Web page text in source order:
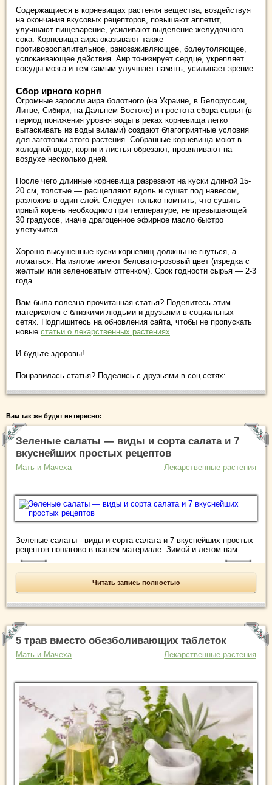
Содержащиеся в корневищах растения вещества, воздействуя
на окончания вкусовых рецепторов, повышают аппетит,
улучшают пищеварение, усиливают выделение желудочного
сока. Корневища аира оказывают также
противовоспалительное, ранозаживляющее, болеутоляющее,
успокаивающее действия. Аир тонизирует сердце, укрепляет
сосуды мозга и тем самым улучшает память, усиливает зрение.
Сбор ирного корня
Огромные заросли аира болотного (на Украине, в Белоруссии,
Литве, Сибири, на Дальнем Востоке) и простота сбора сырья (в
период понижения уровня воды в реках корневища легко
вытаскивать из воды вилами) создают благоприятные условия
для заготовки этого растения. Собранные корневища моют в
холодной воде, корни и листья обрезают, провяливают на
воздухе несколько дней.
После чего длинные корневища разрезают на куски длиной 15-
20 см, толстые — расщепляют вдоль и сушат под навесом,
разложив в один слой. Следует только помнить, что сушить
ирный корень необходимо при температуре, не превышающей
30 градусов, иначе драгоценное эфирное масло быстро
улетучится.
Хорошо высушенные куски корневищ должны не гнуться, а
ломаться. На изломе имеют беловато-розовый цвет (изредка с
желтым или зеленоватым оттенком). Срок годности сырья — 2-3
года.
Вам была полезна прочитанная статья? Поделитесь этим
материалом с близкими людьми и друзьями в социальных
сетях. Подпишитесь на обновления сайта, чтобы не пропускать
новые статьи о лекарственных растениях.
И будьте здоровы!
Понравилась статья? Поделись с друзьями в соц.сетях:
Вам так же будет интересно:
Зеленые салаты — виды и сорта салата и 7
вкуснейших простых рецептов
Мать-и-Мачеха Лекарственные растения
Зеленые салаты - виды и сорта салата и 7 вкуснейших простых
рецептов пошагово в нашем материале. Зимой и летом нам ...
Читать запись полностью
5 трав вместо обезболивающих таблеток
Мать-и-Мачеха Лекарственные растения